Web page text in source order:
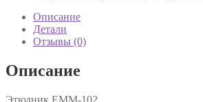
Описание
Детали
Отзывы (0)
Описание
Этюдник ЕММ-102